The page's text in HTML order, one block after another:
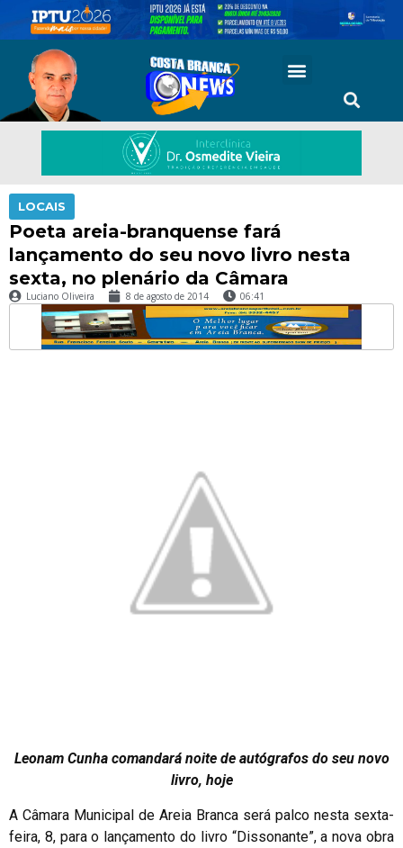
LOCAIS
Poeta areia-branquense fará
lançamento do seu novo livro nesta
sexta, no plenário da Câmara
Luciano Oliveira 8 de agosto de 2014 06:41
Leonam Cunha comandará noite de autógrafos do seu novo
livro, hoje
A Câmara Municipal de Areia Branca será palco nesta sexta-
feira, 8, para o lançamento do livro “Dissonante”, a nova obra